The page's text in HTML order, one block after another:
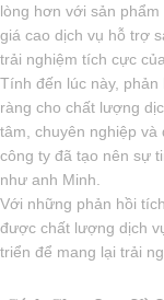
lòng hơn với sản
giá cao dịch vụ hỗ trợ
trải nghiệm tích cực
Tính đến lúc này,
ràng cho chất lượng
tâm, chuyên nghiệp
công ty đã tạo nên sự
như anh Minh.
Với những phản hồi
được chất lượng dịch
triển để mang lại trải